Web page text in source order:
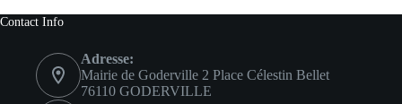
Contact Info
Adresse:
Mairie de Goderville 2 Place Célestin Bellet
76110 GODERVILLE